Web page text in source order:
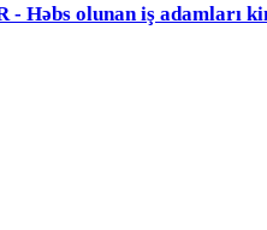
Həbs olunan iş adamları